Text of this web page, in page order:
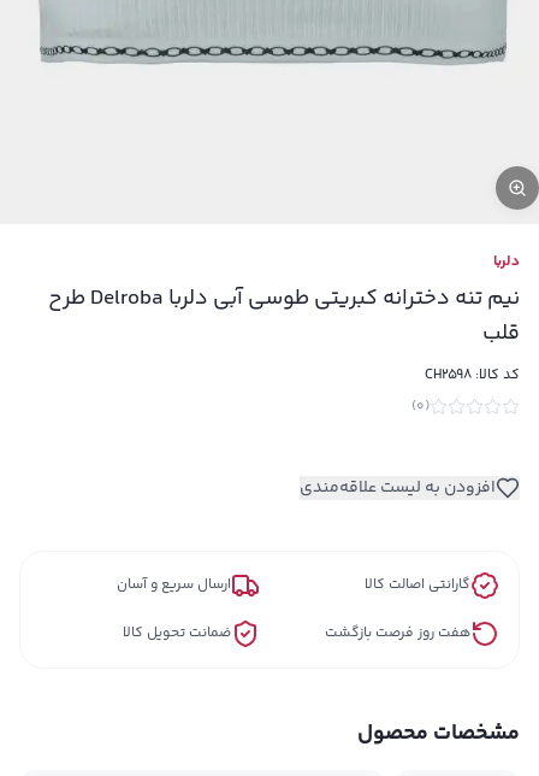
دلربا
نیم تنه دخترانه کبریتی طوسی آبی دلربا Delroba طرح
قلب
کد کالا: CH2598
(
0
)
افزودن به لیست علاقه‌مندی
گارانتی اصالت کالا ارسال سریع و آسان
هفت روز فرصت بازگشت ضمانت تحویل کالا
مشخصات محصول